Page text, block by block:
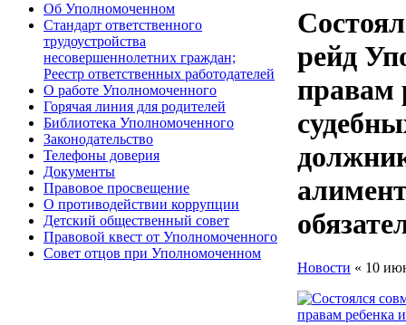
Об Уполномоченном
Стандарт ответственного
трудоустройства
несовершеннолетних граждан;
Реестр ответственных работодателей
О работе Уполномоченного
Горячая линия для родителей
Библиотека Уполномоченного
Законодательство
Телефоны доверия
Документы
Правовое просвещение
О противодействии коррупции
Детский общественный совет
Правовой квест от Уполномоченного
Совет отцов при Уполномоченном
рейд
правам
Новости « 10